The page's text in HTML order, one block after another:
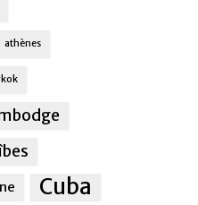
athènes
Cuba